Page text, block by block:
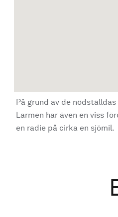
På grund av de
Larmen har även en viss
en radie på cirka en sjömil.